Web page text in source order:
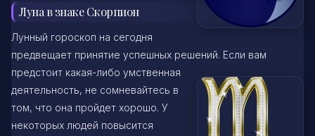
Луна в знаке Скорпион
Лунный гороскоп на сегодня
предвещает принятие успешных решений. Если вам
предстоит какая-либо умственная
деятельность, не сомневайтесь в
том, что она пройдет хорошо. У
некоторых людей повысится